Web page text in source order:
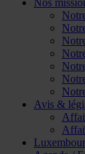
Nos
Avis &